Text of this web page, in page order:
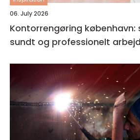
06. July 2026
Kontorrengøring
sundt og professionelt